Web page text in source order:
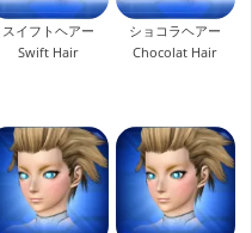
スイフトヘアー
Swift Hair
ショコラヘアー
Chocolat Hair